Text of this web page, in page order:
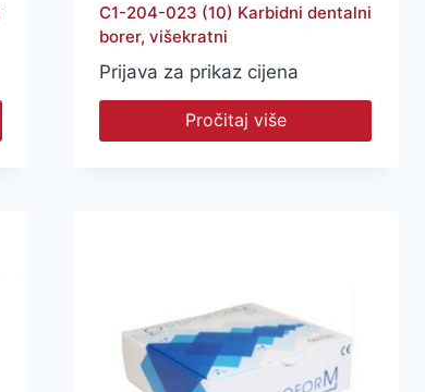
C1-204-023 (10) Karbidni dentalni
borer, višekratni
Prijava za prikaz cijena
Pročitaj više